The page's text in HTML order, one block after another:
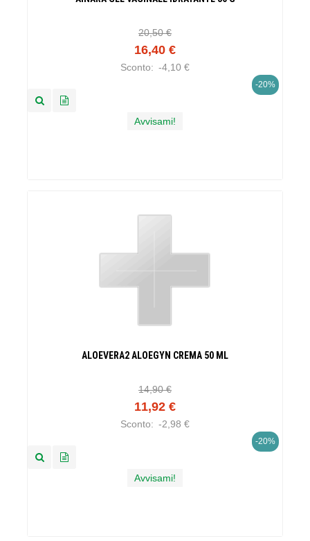
20,50 €
16,40 €
Sconto: -4,10 €
-20%
Avvisami!
ALOEVERA2 ALOEGYN CREMA 50 ML
14,90 €
11,92 €
Sconto: -2,98 €
-20%
Avvisami!